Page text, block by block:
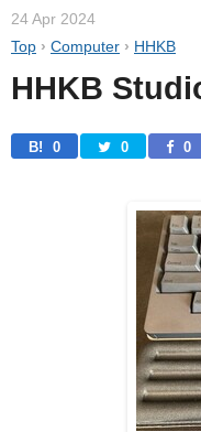
24 Apr 2024
Top › Computer › HHKB
HHKB
B! 0 0 0